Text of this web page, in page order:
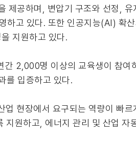
제공하며, 변압기 구조와 선정,
고 있다. 또한 인공지능(AI) 확
지원하고 있다.
2,000명 이상의 교육생이 참여
를 입증하고 있다.
현장에서 요구되는 역량이 빠
원하고, 에너지 관리 및 산업 자